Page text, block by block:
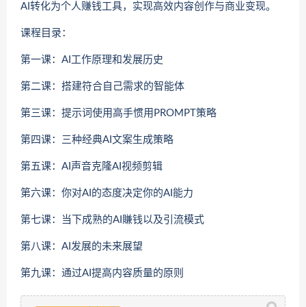
AI转化为个人赚钱工具，实现高效内容创作与商业变现。
课程目录：
第一课：AI工作原理和发展历史
第二课：搭建符合自己需求的智能体
第三课：提示词使用高手惯用PROMPT策略
第四课：三种经典AI文案生成策略
第五课：AI声音克隆AI视频剪辑
第六课：你对AI的态度决定你的AI能力
第七课：当下成熟的AI賺钱以及引流模式
第八课：AI发展的未来展望
第九课：通过AI提高内容质量的原则